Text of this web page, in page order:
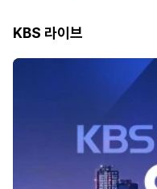
KBS 라이브